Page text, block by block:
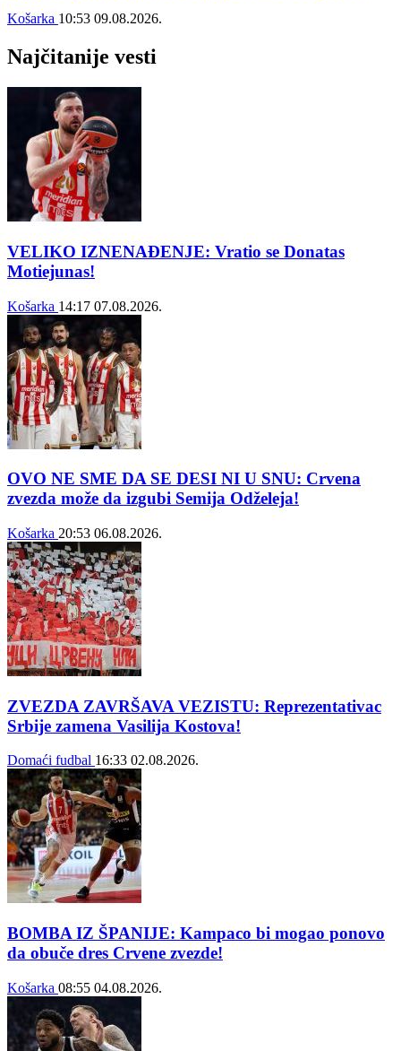
Košarka 10:53 09.08.2026.
Najčitanije vesti
VELIKO IZNENAĐENJE: Vratio se Donatas
Motiejunas!
Košarka 14:17 07.08.2026.
OVO NE SME DA SE DESI NI U SNU: Crvena
zvezda može da izgubi Semija Odželeja!
Košarka 20:53 06.08.2026.
ZVEZDA ZAVRŠAVA VEZISTU: Reprezentativac
Srbije zamena Vasilija Kostova!
Domaći fudbal 16:33 02.08.2026.
BOMBA IZ ŠPANIJE: Kampaco bi mogao ponovo
da obuče dres Crvene zvezde!
Košarka 08:55 04.08.2026.